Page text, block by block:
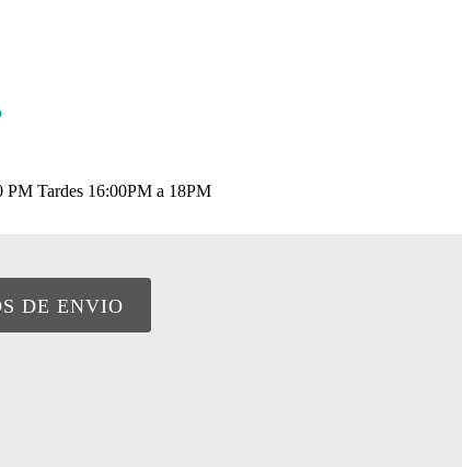
Tardes 16:00PM a 18PM
DE ENVIO